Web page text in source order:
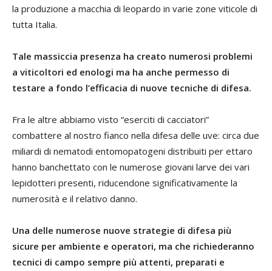
la produzione a macchia di leopardo in varie zone viticole di
tutta Italia.
Tale massiccia presenza ha creato numerosi problemi
a viticoltori ed enologi ma ha anche permesso di
testare a fondo l’efficacia di nuove tecniche di difesa.
Fra le altre abbiamo visto “eserciti di cacciatori”
combattere al nostro fianco nella difesa delle uve: circa due
miliardi di nematodi entomopatogeni distribuiti per ettaro
hanno banchettato con le numerose giovani larve dei vari
lepidotteri presenti, riducendone significativamente la
numerosità e il relativo danno.
Una delle numerose nuove strategie di difesa più
sicure per ambiente e operatori, ma che richiederanno
tecnici di campo sempre più attenti, preparati e